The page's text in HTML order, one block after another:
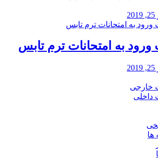
ورود به امتحانات ترم تابس
خارجی
داخلی
ها